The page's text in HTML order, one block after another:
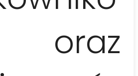
1 persona